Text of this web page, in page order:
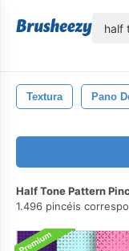
Textura Pano
Half Tone Pattern
1.496 pincéis